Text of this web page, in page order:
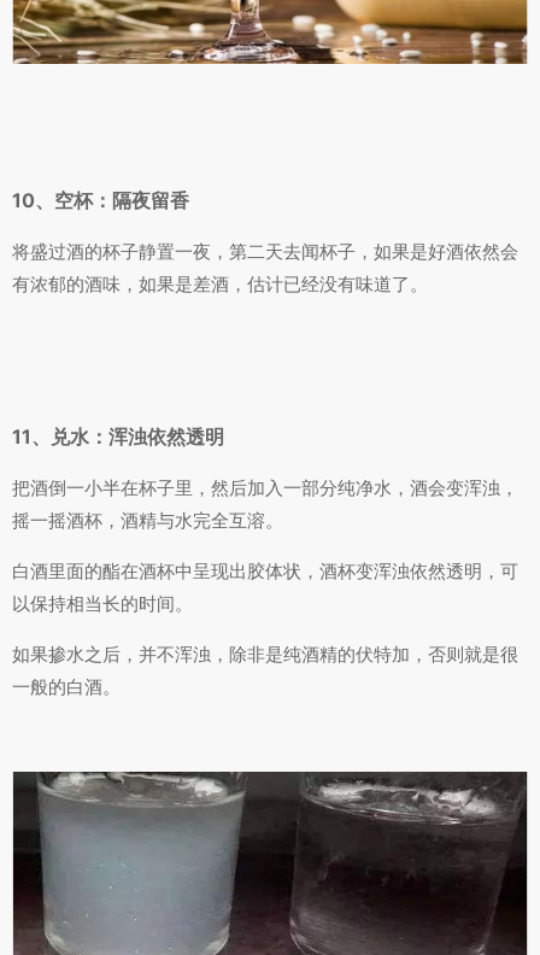
10、空杯：隔夜留香
将盛过酒的杯子静置一夜，第二天去闻杯子，如果是好酒依然会
有浓郁的酒味，如果是差酒，估计已经没有味道了。
11、兑水：浑浊依然透明
把酒倒一小半在杯子里，然后加入一部分纯净水，酒会变浑浊，
摇一摇酒杯，酒精与水完全互溶。
白酒里面的酯在酒杯中呈现出胶体状，酒杯变浑浊依然透明，可
以保持相当长的时间。
如果掺水之后，并不浑浊，除非是纯酒精的伏特加，否则就是很
一般的白酒。